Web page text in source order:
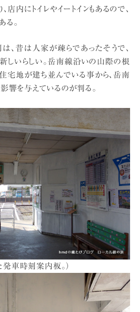
店内にトイレやイートインもあるので、
る。
、昔は人家が疎らであったそうで、
しいらしい。岳南線沿いの山際の根
宅地が建ち並んでいる事から、岳南
響を与えているのが判る。
車時刻案内板。）